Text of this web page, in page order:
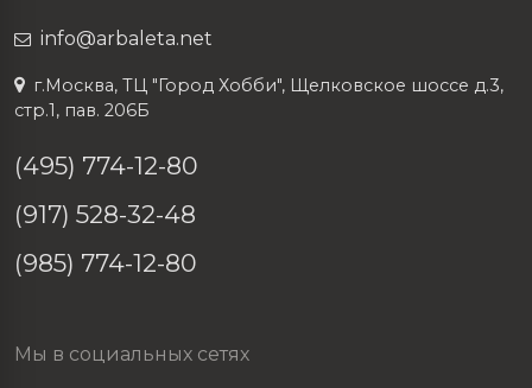
info@arbaleta.net
г.Москва, ТЦ "Город Хобби", Щелковское шоссе д.3,
стр.1, пав. 206Б
(495) 774-12-80
(917) 528-32-48
(985) 774-12-80
Мы в социальных сетях